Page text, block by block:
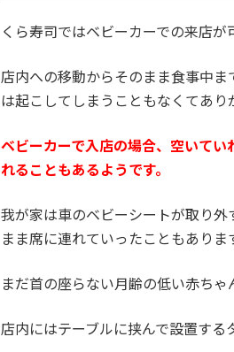
くら寿司ではベビーカーでの来店が
店内への移動からそのまま食事中
は起こしてしまうこともなくてあり
ベビーカーで入店の場合、空いて
れることもあるようです。
我が家は車のベビーシートが取り
まま席に連れていったこともありま
まだ首の座らない月齢の低い赤ちゃ
店内にはテーブルに挟んで設置する